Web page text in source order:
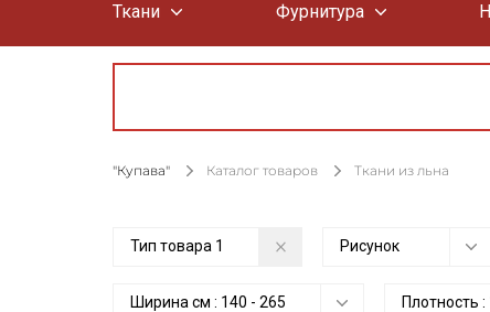
Ткани Фурнитура
"Купава" Каталог товаров Ткани из льна
Тип товара 1 Рисунок
Ширина см : 140 - 265 Плотность :